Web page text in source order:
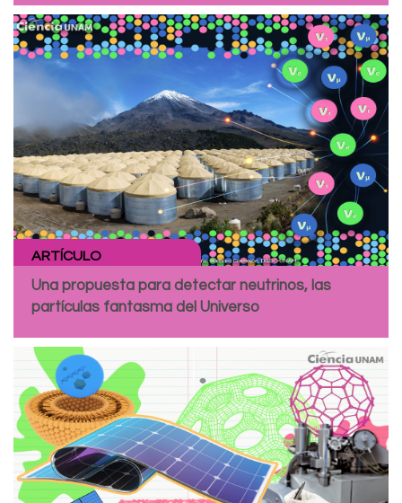
ARTÍCULO
Una propuesta para detectar neutrinos, las
partículas fantasma del Universo